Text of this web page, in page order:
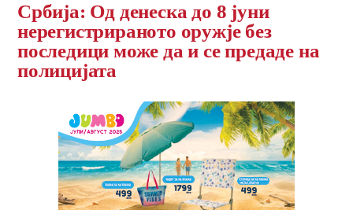
Србија: Од денеска до 8 јуни
нерегистрираното оружје без
последици може да и се предаде на
полицијата